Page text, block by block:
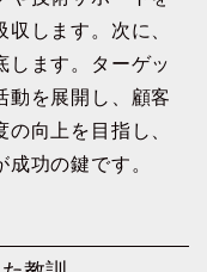
します。次に、
します。ターゲッ
動を展開し、顧客
向上を目指し、
功の鍵です。